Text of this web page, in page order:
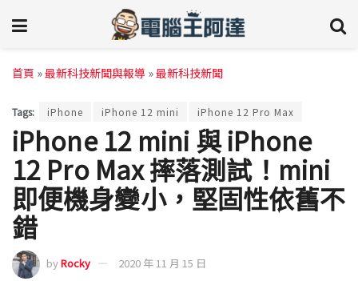
首頁 »最新科技新聞與報導 »最新科技新聞
Tags: iPhone iPhone 12 mini iPhone 12 Pro Max
iPhone 12 mini 與 iPhone
12 Pro Max 摔落測試！mini
即便機身變小，堅固性依舊不
錯
byRocky 2020 年 11 月 15 日